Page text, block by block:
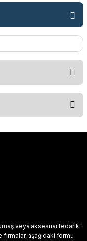
ve diğer
veya aksesuar tedariki
firmalar, aşağıdaki formu